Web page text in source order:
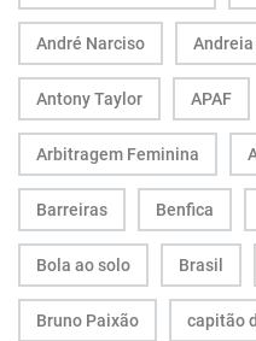
André Narciso Andreia
Antony Taylor APAF
Arbitragem Feminina
Barreiras Benfica
Bola ao solo Brasil
Bruno Paixão capitão